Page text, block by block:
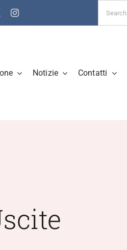
per:
Notizie Contatti